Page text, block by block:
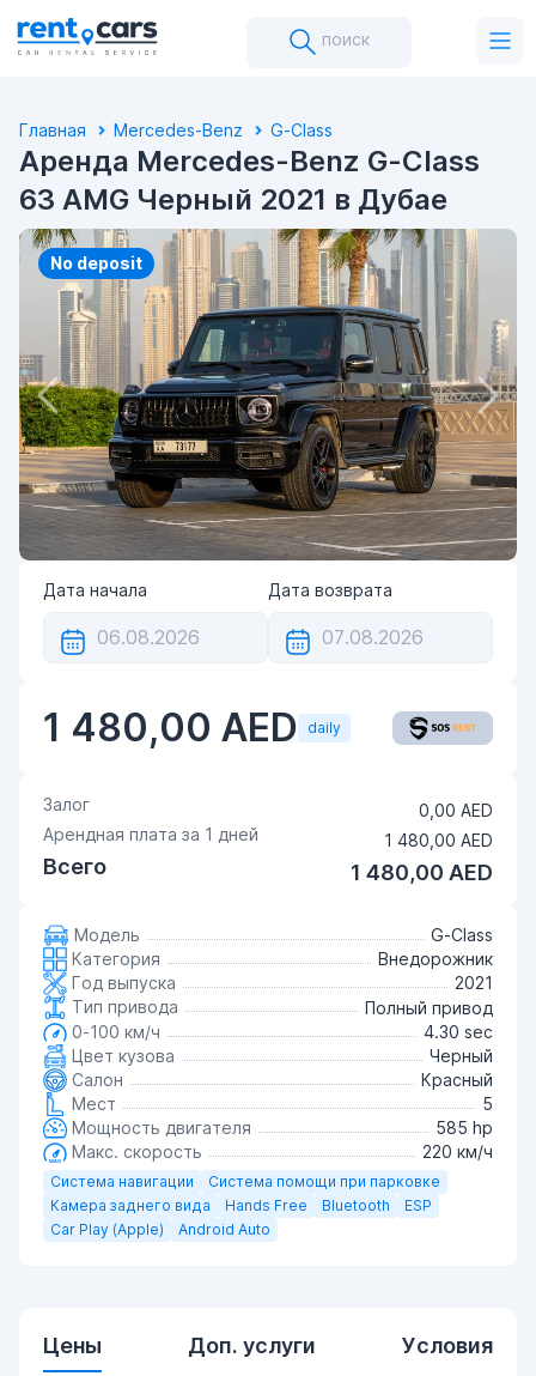
поиск
Главная Mercedes-Benz G-Class
Аренда Mercedes-Benz G-Class
63 AMG Черный 2021 в Дубае
No deposit
Дата начала Дата возврата
1 480,00 AED daily
Залог
0,00 AED
Арендная плата за 1 дней 1 480,00 AED
Всего 1 480,00 AED
Модель
G-Class
Категория
Внедорожник
Год выпуска
2021
Тип привода
Полный привод
0-100 км/ч
4.30 sec
Цвет кузова
Черный
Салон
Красный
Мест
5
Мощность двигателя
585 hp
Макс. скорость
220 км/ч
Система навигации
Система помощи при парковке
Камера заднего вида
Hands Free Bluetooth
ESP
Car Play (Apple)
Android Auto
Цены Доп. услуги Условия